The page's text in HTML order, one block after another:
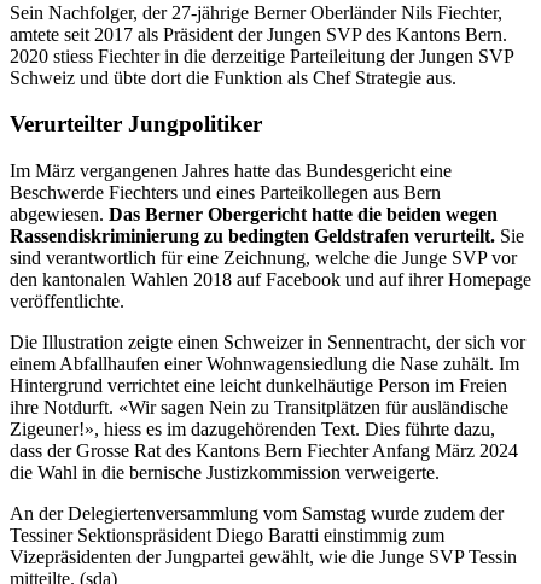
Sein Nachfolger, der 27-jährige Berner Oberländer Nils Fiechter,
amtete seit 2017 als Präsident der Jungen SVP des Kantons Bern.
2020 stiess Fiechter in die derzeitige Parteileitung der Jungen SVP
Schweiz und übte dort die Funktion als Chef Strategie aus.
Verurteilter Jungpolitiker
Im März vergangenen Jahres hatte das Bundesgericht eine
Beschwerde Fiechters und eines Parteikollegen aus Bern
abgewiesen. Das Berner Obergericht hatte die beiden wegen
Rassendiskriminierung zu bedingten Geldstrafen verurteilt. Sie
sind verantwortlich für eine Zeichnung, welche die Junge SVP vor
den kantonalen Wahlen 2018 auf Facebook und auf ihrer Homepage
veröffentlichte.
Die Illustration zeigte einen Schweizer in Sennentracht, der sich vor
einem Abfallhaufen einer Wohnwagensiedlung die Nase zuhält. Im
Hintergrund verrichtet eine leicht dunkelhäutige Person im Freien
ihre Notdurft. «Wir sagen Nein zu Transitplätzen für ausländische
Zigeuner!», hiess es im dazugehörenden Text. Dies führte dazu,
dass der Grosse Rat des Kantons Bern Fiechter Anfang März 2024
die Wahl in die bernische Justizkommission verweigerte.
An der Delegiertenversammlung vom Samstag wurde zudem der
Tessiner Sektionspräsident Diego Baratti einstimmig zum
Vizepräsidenten der Jungpartei gewählt, wie die Junge SVP Tessin
mitteilte. (sda)